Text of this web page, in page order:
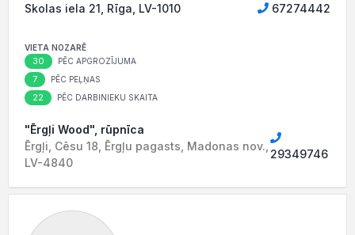
Skolas iela 21, Rīga, LV-1010 67274442
VIETA NOZARĒ
30 PĒC APGROZĪJUMA
7 PĒC PEĻŅAS
22 PĒC DARBINIEKU SKAITA
"Ērgļi Wood", rūpnīca
Ērgļi, Cēsu 18, Ērgļu pagasts, Madonas nov.,
LV-4840
29349746